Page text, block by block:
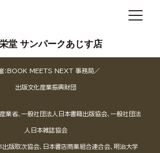
堂 サンパークあじす店
：BOOK MEETS NEXT 事務局／
出版文化産業振興財団
産業省、一般社団法人日本書籍出版協会、一般社団法
人日本雑誌協会
版取次協会、日本書店商業組合連合会、明治大学